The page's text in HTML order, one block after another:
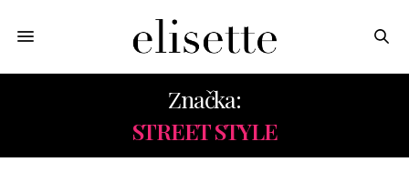
Značka:
STREET STYLE